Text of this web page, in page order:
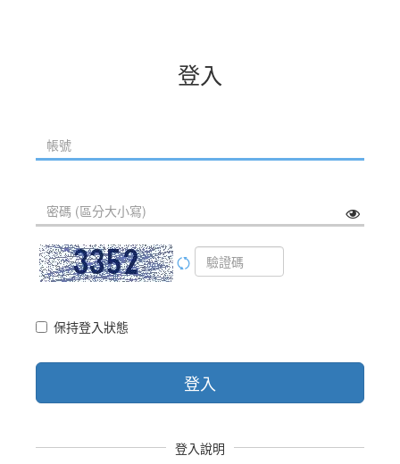
登入
保持登入狀態
登入
登入說明